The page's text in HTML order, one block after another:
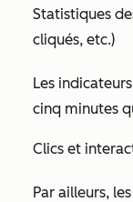
Statistiques
cliqués, etc.)
Les
cinq minutes
Clics et
Par ailleurs,